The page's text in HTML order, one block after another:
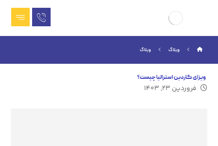
وبلاگ وبلاگ
ویزای گاردین استرالیا چیست؟
فروردین ۲۳, ۱۴۰۳